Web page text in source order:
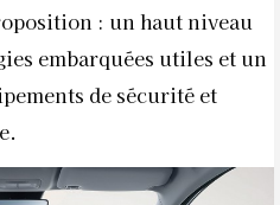
: un haut niveau
embarquées utiles et un
de sécurité et